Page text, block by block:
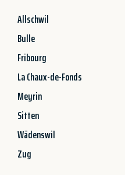
Allschwil
Bulle
Fribourg
La Chaux-de-Fonds
Meyrin
Sitten
Wädenswil
Zug